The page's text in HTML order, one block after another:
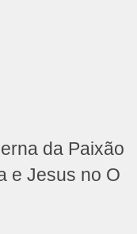
da Paixão
e Jesus no O